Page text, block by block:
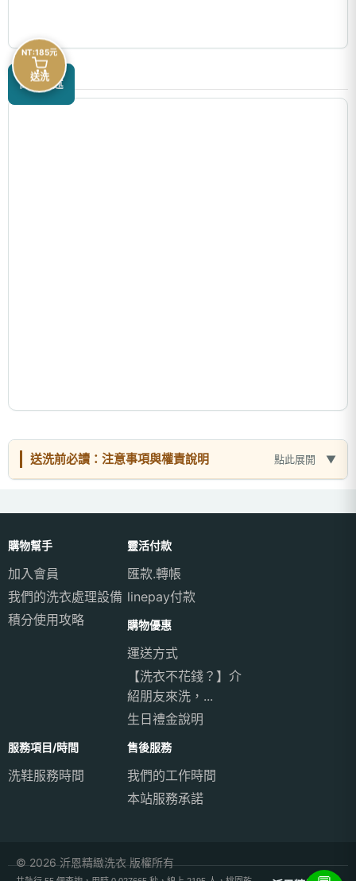
商品描述
送洗前必讀：注意事項與權責說明 點此展開
購物幫手
加入會員
我們的洗衣處理設備
積分使用攻略
靈活付款
匯款.轉帳
linepay付款
購物優惠
運送方式
【洗衣不花錢？】介
紹朋友來洗，...
生日禮金說明
服務項目/時間
洗鞋服務時間
售後服務
我們的工作時間
本站服務承諾
© 2026 沂恩精緻洗衣 版權所有
NT:185元
送洗